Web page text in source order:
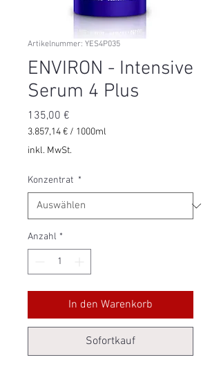
Artikelnummer: YES4P035
ENVIRON - Intensive
Serum 4 Plus
135,00 €
3.857,14 € / 1000ml
3.857,14 €
Milliliter
inkl. MwSt.
Konzentrat *
Anzahl *
In den Warenkorb
Sofortkauf